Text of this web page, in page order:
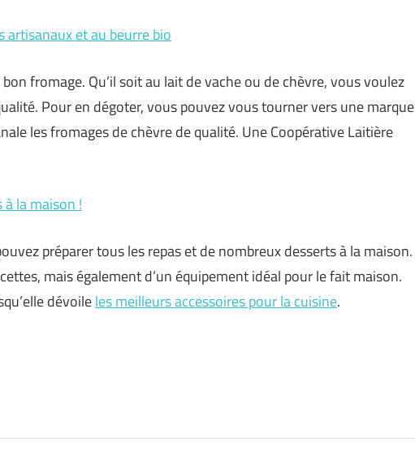
artisanaux et au beurre bio
fromage. Qu’il soit au lait de vache ou de chèvre, vous voulez
Pour en dégoter, vous pouvez vous tourner vers une marque
les fromages de chèvre de qualité. Une Coopérative Laitière
à la maison !
préparer tous les repas et de nombreux desserts à la maison.
mais également d’un équipement idéal pour le fait maison.
dévoileles meilleurs accessoires pour la cuisine.